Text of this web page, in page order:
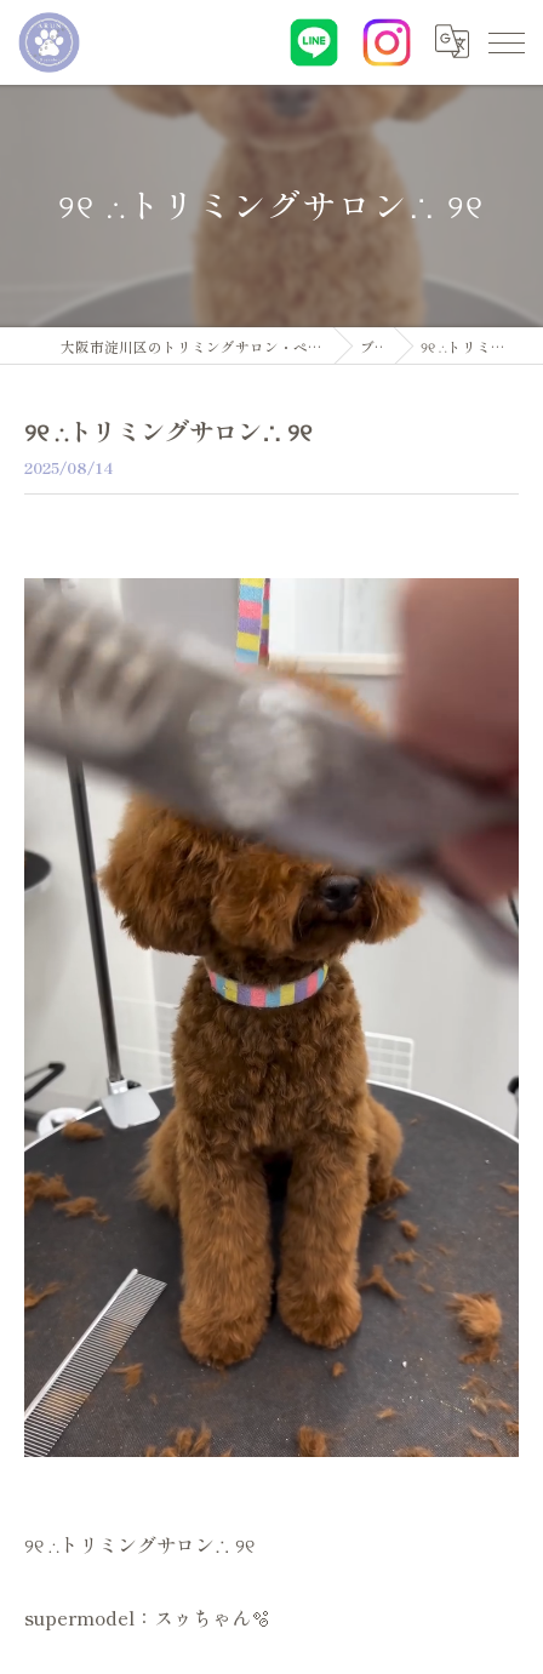
୨୧ ∴トリミングサロン∴ ୨୧
大阪市淀川区のトリミングサロン・ペットサロンならDogsalon ARUN ブログ ୨୧ ∴トリミングサロン∴ ୨୧
୨୧ ∴トリミングサロン∴ ୨୧
2025/08/14
୨୧ ∴トリミングサロン∴ ୨୧
supermodel：スゥちゃん🫧